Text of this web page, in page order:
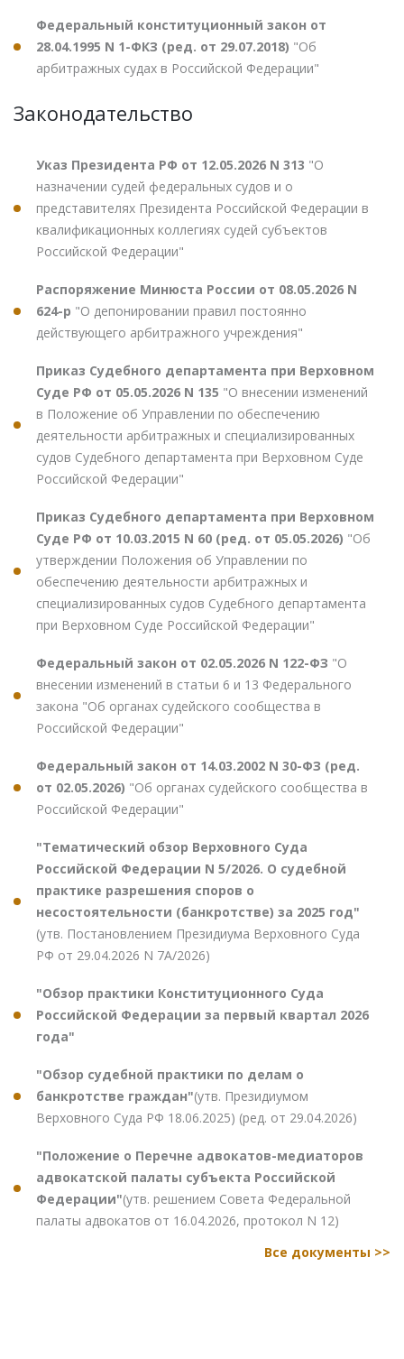
Федеральный конституционный закон от
28.04.1995 N 1-ФКЗ (ред. от 29.07.2018) "Об
арбитражных судах в Российской Федерации"
Законодательство
Указ Президента РФ от 12.05.2026 N 313 "О
назначении судей федеральных судов и о
представителях Президента Российской Федерации в
квалификационных коллегиях судей субъектов
Российской Федерации"
Распоряжение Минюста России от 08.05.2026 N
624-р "О депонировании правил постоянно
действующего арбитражного учреждения"
Приказ Судебного департамента при Верховном
Суде РФ от 05.05.2026 N 135 "О внесении изменений
в Положение об Управлении по обеспечению
деятельности арбитражных и специализированных
судов Судебного департамента при Верховном Суде
Российской Федерации"
Приказ Судебного департамента при Верховном
Суде РФ от 10.03.2015 N 60 (ред. от 05.05.2026) "Об
утверждении Положения об Управлении по
обеспечению деятельности арбитражных и
специализированных судов Судебного департамента
при Верховном Суде Российской Федерации"
Федеральный закон от 02.05.2026 N 122-ФЗ "О
внесении изменений в статьи 6 и 13 Федерального
закона "Об органах судейского сообщества в
Российской Федерации"
Федеральный закон от 14.03.2002 N 30-ФЗ (ред.
от 02.05.2026) "Об органах судейского сообщества в
Российской Федерации"
"Тематический обзор Верховного Суда
Российской Федерации N 5/2026. О судебной
практике разрешения споров о
несостоятельности (банкротстве) за 2025 год"
(утв. Постановлением Президиума Верховного Суда
РФ от 29.04.2026 N 7А/2026)
"Обзор практики Конституционного Суда
Российской Федерации за первый квартал 2026
года"
"Обзор судебной практики по делам о
банкротстве граждан"(утв. Президиумом
Верховного Суда РФ 18.06.2025) (ред. от 29.04.2026)
"Положение о Перечне адвокатов-медиаторов
адвокатской палаты субъекта Российской
Федерации"(утв. решением Совета Федеральной
палаты адвокатов от 16.04.2026, протокол N 12)
Все документы >>